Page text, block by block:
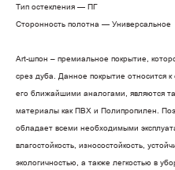
Тип остекления — ПГ
Сторонность полотна — Универсальное
Art-шпон – премиальное покрытие,
срез дуба. Данное покрытие
его ближайшими аналогами, являются
материалы как ПВХ и Полипропилен.
обладает всеми необходимыми
влагостойкость, износостойкость,
экологичностью, а также легкостью в